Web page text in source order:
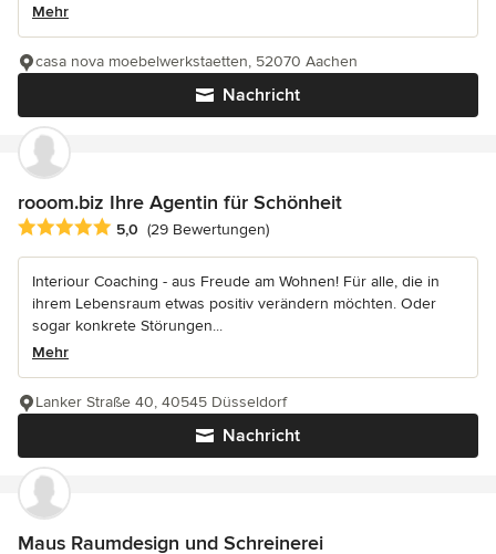
Mehr
Nachricht
casa nova moebelwerkstaetten, 52070 Aachen
rooom.biz Ihre Agentin für Schönheit
Durchschnittliche Bewertung: 5 von 5 Sternen
5,0 (29 Bewertungen)
Interiour Coaching - aus Freude am Wohnen! Für alle, die in
ihrem Lebensraum etwas positiv verändern möchten. Oder
sogar konkrete Störungen...
Mehr
Nachricht
Lanker Straße 40, 40545 Düsseldorf
Maus Raumdesign und Schreinerei